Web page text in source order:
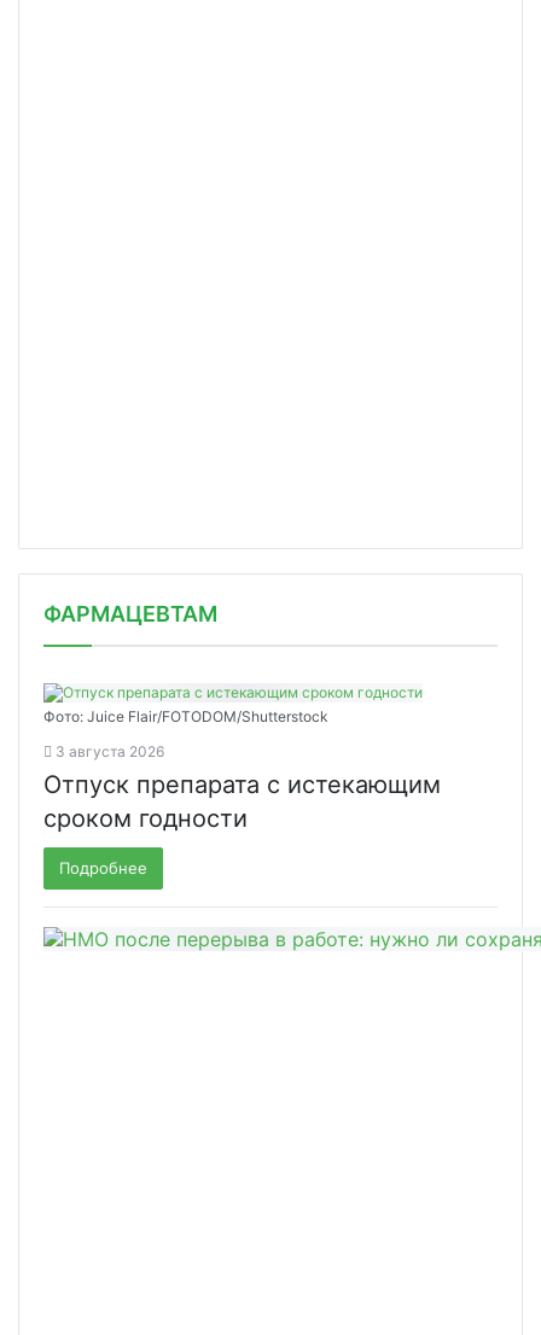
ФАРМАЦЕВТАМ
Фото: Juice Flair/FOTODOM/Shutterstoсk
3 августа 2026
Отпуск препарата с истекающим
сроком годности
Подробнее